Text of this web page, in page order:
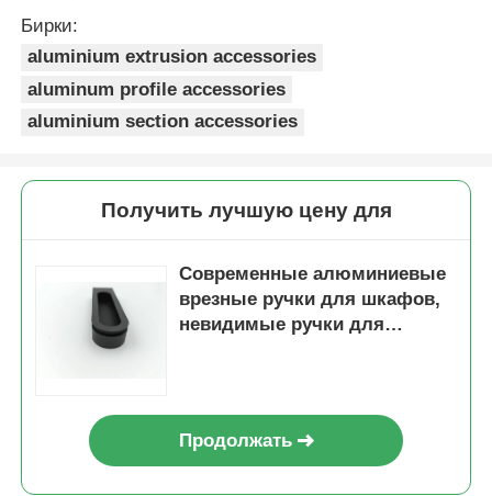
Запросить расценки
Экструзия алюминиевых профилей
Алюминиевые дверные профили
Аксессуары из алюминиевого профиля
Бирки:
aluminium extrusion accessories
aluminum profile accessories
aluminium section accessories
Получить лучшую цену для
Современные алюминиевые
врезные ручки для шкафов,
невидимые ручки для
Продолжать